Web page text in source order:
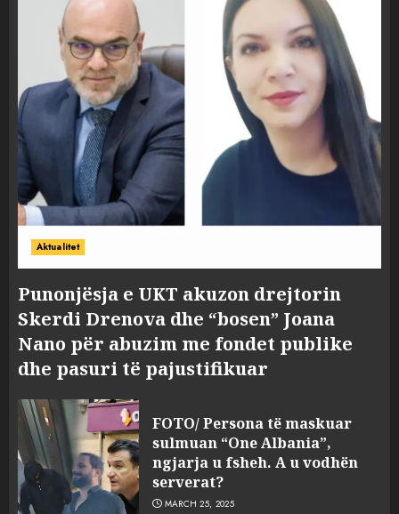
Aktualitet
Punonjësja e UKT akuzon drejtorin
Skerdi Drenova dhe “bosen” Joana
Nano për abuzim me fondet publike
dhe pasuri të pajustifikuar
FOTO/ Persona të maskuar
sulmuan “One Albania”,
ngjarja u fsheh. A u vodhën
serverat?
MARCH 25, 2025